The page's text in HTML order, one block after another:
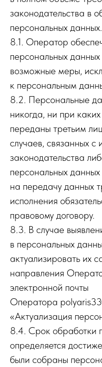
законодательства в
персональных данных.
8.1. Оператор
персональных
возможные меры,
к персональным
8.2. Персональные
никогда, ни при
переданы третьим
случаев, связанных
законодательства
персональных
на передачу данных
исполнения
правовому договору.
8.3. В случае
в персональных
актуализировать их
направления
электронной почты
Оператора
«Актуализация
8.4. Срок обработки
определяется
были собраны